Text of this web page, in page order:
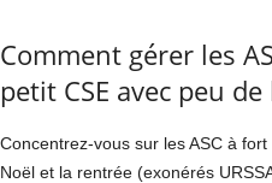
Comment gérer les
petit CSE avec peu
Concentrez-vous sur les ASC à
Noël et la rentrée (exonérés